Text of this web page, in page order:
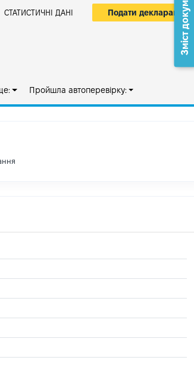
СТАТИСТИЧНІ ДАНІ Подати декларацію
Пройшла автоперевірку:
Зміст документа